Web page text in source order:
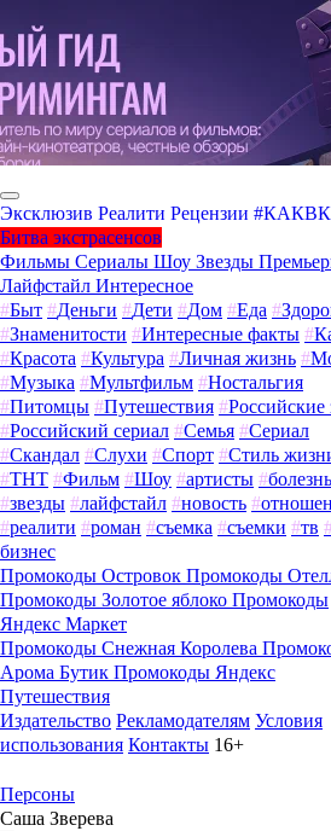
Эксклюзив Реалити Рецензии
Битва экстрасенсов
Фильмы Сериалы Шоу Звезды
Лайфстайл Интересное
#Быт #Деньги #Дети #Дом #Еда #
#Знаменитости #Интересные факты #
#Красота #Культура #Личная жизнь #
#Музыка #Мультфильм #Ностальгия
#Питомцы #Путешествия #Российские
#Российский сериал #Семья #Сериал
#Скандал #Слухи #Спорт #Стиль
#ТНТ #Фильм #Шоу #артисты #болезнь
#звезды #лайфстайл #новость #
#реалити #роман #съемка #съемки #тв
бизнес
Промокоды Островок Промокоды
Промокоды Золотое яблоко Промокоды
Яндекс Маркет
Промокоды Снежная Королева
Арома Бутик Промокоды Яндекс
Путешествия
Издательство Рекламодателям Условия
использования Контакты 16+
Персоны
Саша Зверева